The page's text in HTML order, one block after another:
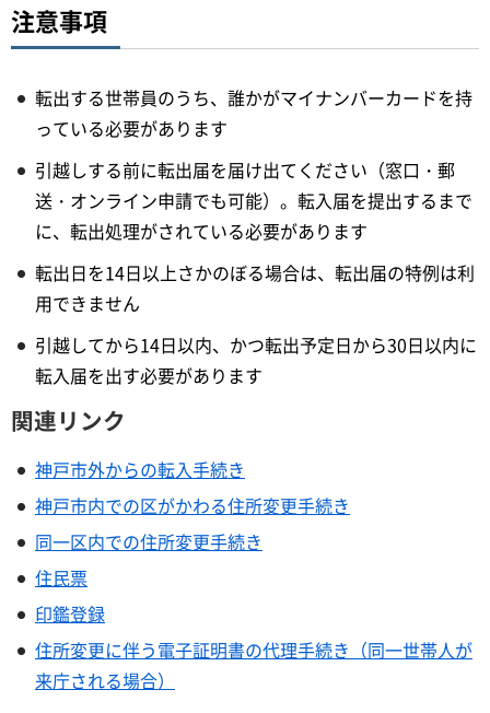
注意事項
転出する世帯員のうち、誰かがマイナンバーカードを持
っている必要があります
引越しする前に転出届を届け出てください（窓口・郵
送・オンライン申請でも可能）。転入届を提出するまで
に、転出処理がされている必要があります
転出日を14日以上さかのぼる場合は、転出届の特例は利
用できません
引越してから14日以内、かつ転出予定日から30日以内に
転入届を出す必要があります
関連リンク
神戸市外からの転入手続き
神戸市内での区がかわる住所変更手続き
同一区内での住所変更手続き
住民票
印鑑登録
住所変更に伴う電子証明書の代理手続き（同一世帯人が
来庁される場合）